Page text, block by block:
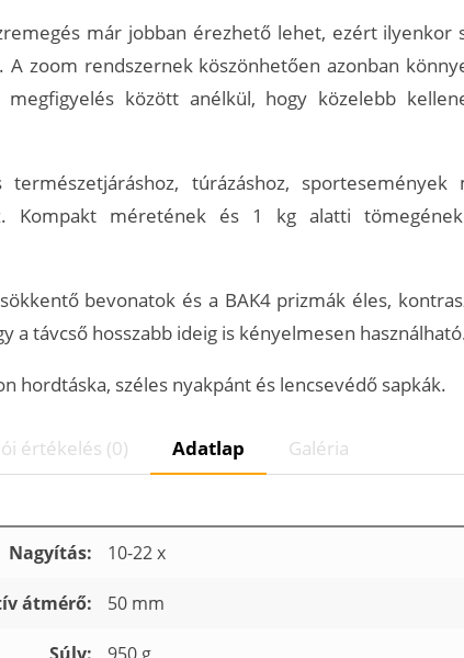
már jobban érezhető lehet, ezért ilyenkor
A zoom rendszernek köszönhetően azonban
között anélkül, hogy közelebb
túrázáshoz, sportesemények
Kompakt méretének és 1 kg alatti
bevonatok és a BAK4 prizmák éles,
a távcső hosszabb ideig is kényelmesen
hordtáska, széles nyakpánt és lencsevédő sapkák.
értékelés (0) Adatlap Galéria
Nagyítás: 10-22 x
átmérő: 50 mm